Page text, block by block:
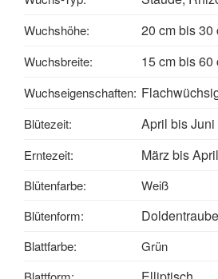
Wuchshöhe: 20 cm bis 30
Wuchsbreite: 15 cm bis 60
Wuchseigenschaften:
Blütezeit: April bis Juni
Erntezeit: März bis
Blütenfarbe:
Weiß
Blütenform:
Blattfarbe:
Grün